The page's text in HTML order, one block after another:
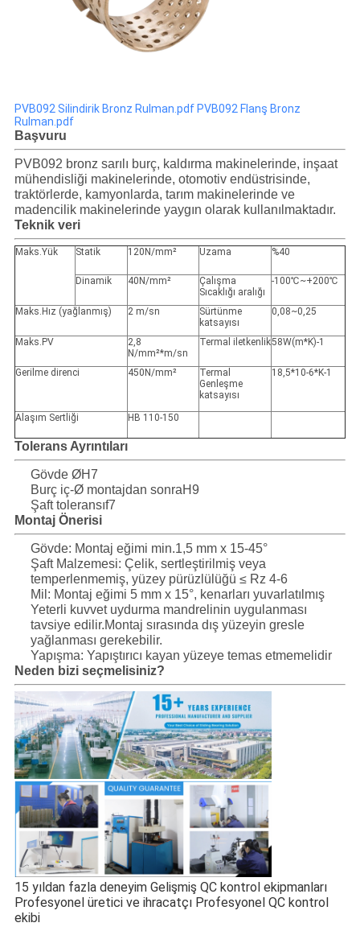
PVB092 Silindirik Bronz Rulman.pdf PVB092 Flanş Bronz
Rulman.pdf
Başvuru
PVB092 bronz sarılı burç, kaldırma makinelerinde, inşaat
mühendisliği makinelerinde, otomotiv endüstrisinde,
traktörlerde, kamyonlarda, tarım makinelerinde ve
madencilik makinelerinde yaygın olarak kullanılmaktadır.
Teknik veri
Maks.Yük Statik 120N/mm² Uzama %40
Dinamik 40N/mm²
Çalışma
Sıcaklığı aralığı
-100℃~+200℃
Maks.Hız (yağlanmış) 2 m/sn
Sürtünme
katsayısı
0,08~0,25
Maks.PV
2,8
N/mm²*m/sn
Termal iletkenlik58W(m*K)-1
Gerilme direnci 450N/mm²
Termal
Genleşme
katsayısı
18,5*10-6*K-1
Alaşım Sertliği HB 110-150
Tolerans Ayrıntıları
Gövde ØH7
Burç iç-Ø montajdan sonraH9
Şaft toleransıf7
Montaj Önerisi
Gövde: Montaj eğimi min.1,5 mm x 15-45°
Şaft Malzemesi: Çelik, sertleştirilmiş veya
temperlenmemiş, yüzey pürüzlülüğü ≤ Rz 4-6
Mil: Montaj eğimi 5 mm x 15°, kenarları yuvarlatılmış
Yeterli kuvvet uydurma mandrelinin uygulanması
tavsiye edilir.Montaj sırasında dış yüzeyin gresle
yağlanması gerekebilir.
Yapışma: Yapıştırıcı kayan yüzeye temas etmemelidir
Neden bizi seçmelisiniz?
15 yıldan fazla deneyim Gelişmiş QC kontrol ekipmanları
Profesyonel üretici ve ihracatçı Profesyonel QC kontrol
ekibi